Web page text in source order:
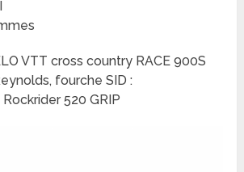
VTT cross country RACE 900S
fourche SID :
520 GRIP